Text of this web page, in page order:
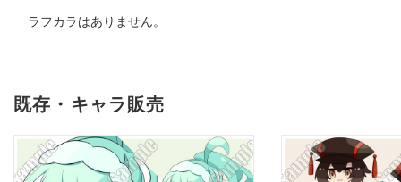
ラフカラはありません。
既存・キャラ販売